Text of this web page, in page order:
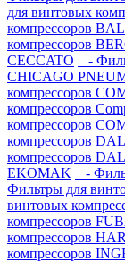
для винтовых
компрессоров
компрессоров
CECCATO
-
CHICAGO
компрессоров
компрессоров
компрессоров
компрессоров
компрессоров
EKOMAK
-
Фильтры для
винтовых
компрессоров
компрессоров
компрессоров